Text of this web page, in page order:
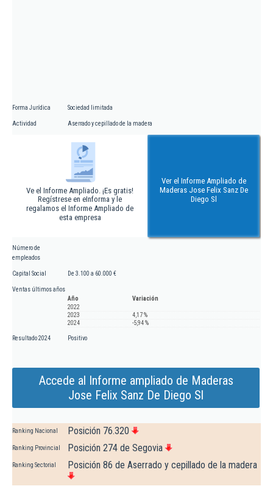
Forma Jurídica Sociedad limitada
Actividad Aserrado y cepillado de la madera
Ve el Informe Ampliado. ¡Es gratis!
Regístrese en eInforma y le
regalamos el Informe Ampliado de
esta empresa
Ver el Informe Ampliado de
Maderas Jose Felix Sanz De
Diego Sl
Número de
empleados
Capital Social De 3.100 a 60.000 €
Ventas últimos años
Año
Variación
2022
2023
4,17 %
2024
-5,94 %
Resultado 2024 Positivo
Accede al Informe ampliado de Maderas
Jose Felix Sanz De Diego Sl
Ranking Nacional Posición 76.320
Ranking Provincial Posición 274 de Segovia
Ranking Sectorial Posición 86 de Aserrado y cepillado de la madera